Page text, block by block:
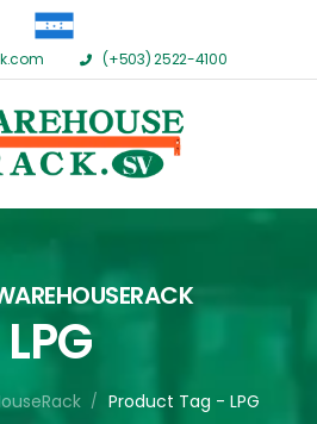
(+503) 2522-4100
LPG
/ Product Tag - LPG